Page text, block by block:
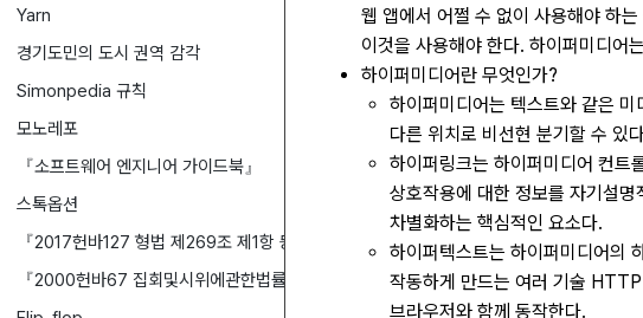
Yarn
경기도민의 도시 권역 감각
Simonpedia 규칙
모노레포
『소프트웨어 엔지니어 가이드북』
스톡옵션
『2017헌바127 형법 제269조 제1항 등 위헌소원』
『2000헌바67 집회및시위에관한법률 제11조 제1호 중 국내주재 외국의 외교기관 부분 위
웹 앱에서 어쩔 수 없이 사용해야 하
이것을 사용해야 한다. 하이퍼미디어
하이퍼미디어란 무엇인가?
하이퍼미디어는 텍스트와 같은
다른 위치로 비선현 분기할 수 있
하이퍼링크는 하이퍼미디어 컨트
상호작용에 대한 정보를 자기설
차별화하는 핵심적인 요소다.
하이퍼텍스트는 하이퍼미디어의
작동하게 만드는 여러 기술
브라우저와 함께 동작한다.